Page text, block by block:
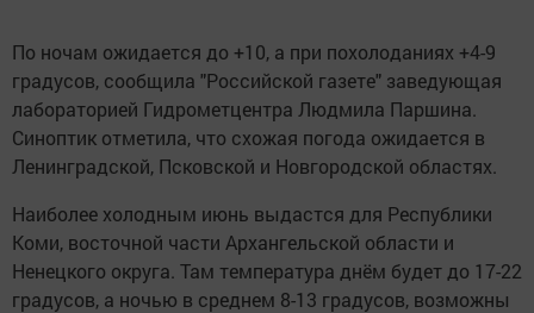
По ночам ожидается до +10, а при похолоданиях +4-9
градусов, сообщила "Российской газете" заведующая
лабораторией Гидрометцентра Людмила Паршина.
Синоптик отметила, что схожая погода ожидается в
Ленинградской, Псковской и Новгородской областях.
Наиболее холодным июнь выдастся для Республики
Коми, восточной части Архангельской области и
Ненецкого округа. Там температура днём будет до 17-22
градусов, а ночью в среднем 8-13 градусов, возможны